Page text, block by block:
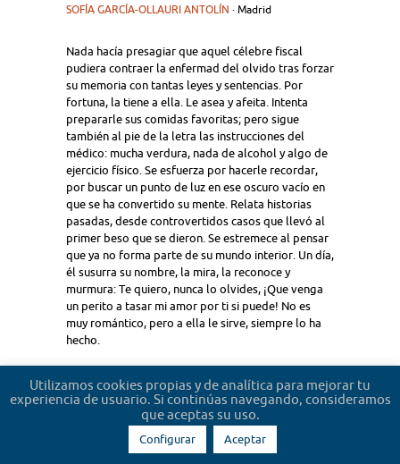
SOFÍA GARCÍA-OLLAURI ANTOLÍN · Madrid
Nada hacía presagiar que aquel célebre fiscal
pudiera contraer la enfermad del olvido tras forzar
su memoria con tantas leyes y sentencias. Por
fortuna, la tiene a ella. Le asea y afeita. Intenta
prepararle sus comidas favoritas; pero sigue
también al pie de la letra las instrucciones del
médico: mucha verdura, nada de alcohol y algo de
ejercicio físico. Se esfuerza por hacerle recordar,
por buscar un punto de luz en ese oscuro vacío en
que se ha convertido su mente. Relata historias
pasadas, desde controvertidos casos que llevó al
primer beso que se dieron. Se estremece al pensar
que ya no forma parte de su mundo interior. Un día,
él susurra su nombre, la mira, la reconoce y
murmura: Te quiero, nunca lo olvides, ¡Que venga
un perito a tasar mi amor por ti si puede! No es
muy romántico, pero a ella le sirve, siempre lo ha
hecho.
0 Votos
Utilizamos cookies propias y de analítica para mejorar tu
experiencia de usuario. Si continúas navegando, consideramos
que aceptas su uso.
Configurar Aceptar